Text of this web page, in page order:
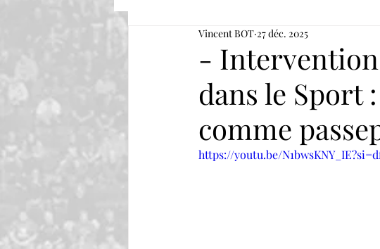
-
dans le Sport
comme
Vincent BOT 27 déc. 2025
https://youtu.be/